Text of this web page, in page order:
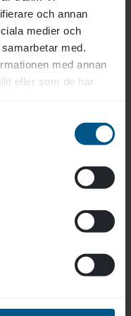
och annan
medier och
med.
med annan
eller som de har
i
är
i
förebygga